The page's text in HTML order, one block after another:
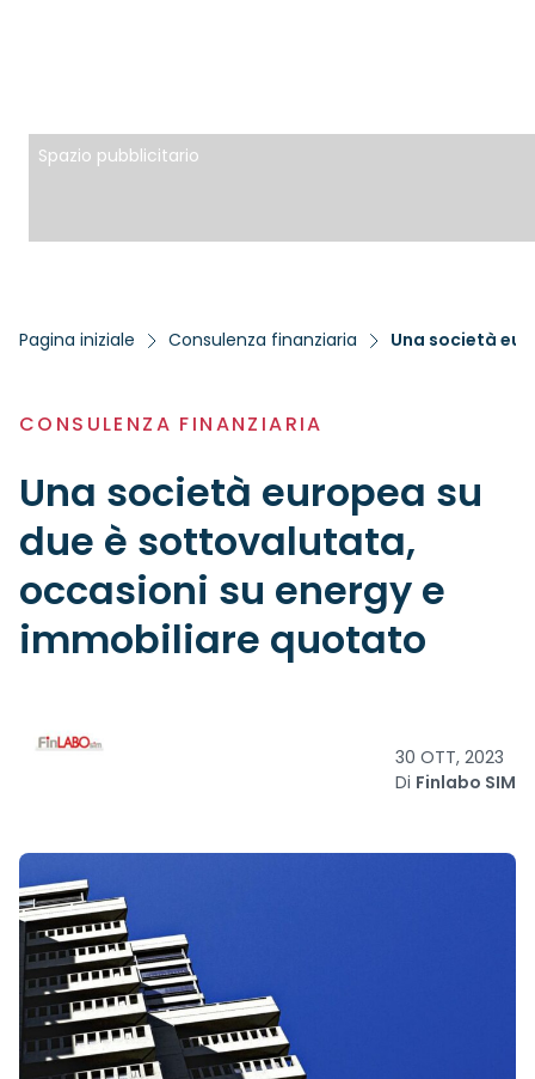
Spazio pubblicitario
Pagina iniziale Consulenza finanziaria Una società
CONSULENZA FINANZIARIA
Una società europea su
due è sottovalutata,
occasioni su energy e
immobiliare quotato
30 OTT, 2023
Di Finlabo SIM